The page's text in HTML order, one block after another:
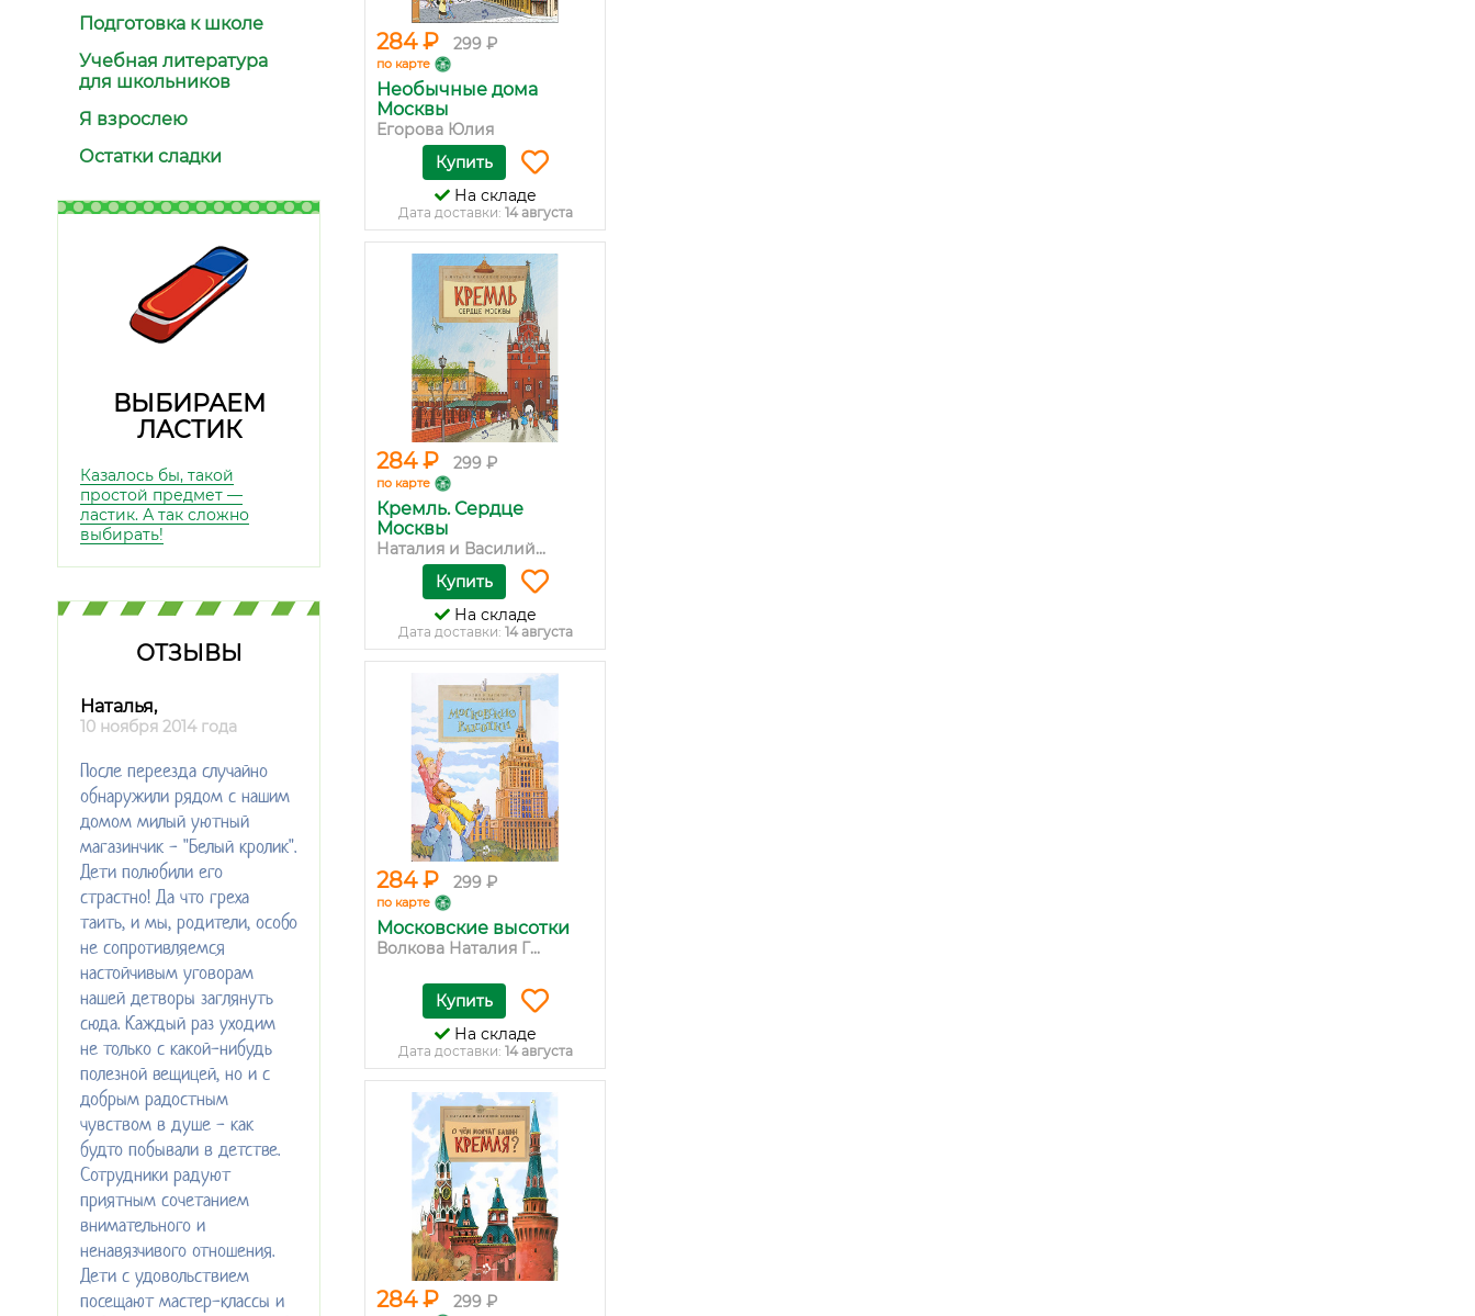
Подготовка к школе
Учебная литература
для школьников
Я взрослею
Остатки сладки
ВЫБИРАЕМ
ЛАСТИК
Казалось бы, такой
простой предмет —
ластик. А так сложно
выбирать!
ОТЗЫВЫ
Наталья,
10 ноября 2014 года
После переезда случайно
обнаружили рядом с нашим
домом милый уютный
магазинчик - "Белый кролик".
Дети полюбили его
страстно! Да что греха
таить, и мы, родители, особо
не сопротивляемся
настойчивым уговорам
нашей детворы заглянуть
сюда. Каждый раз уходим
не только с какой-нибудь
полезной вещицей, но и с
добрым радостным
чувством в душе - как
будто побывали в детстве.
Сотрудники радуют
приятным сочетанием
внимательного и
ненавязчивого отношения.
Дети с удовольствием
посещают мастер-классы и
284 ₽ 299 ₽
по карте
Необычные дома
Москвы
Егорова Юлия
Купить
На складе
Дата доставки: 14 августа
284 ₽ 299 ₽
по карте
Кремль. Сердце
Москвы
Наталия и Василий...
Купить
На складе
Дата доставки: 14 августа
284 ₽ 299 ₽
по карте
Московские высотки
Волкова Наталия Г...
Купить
На складе
Дата доставки: 14 августа
284 ₽ 299 ₽